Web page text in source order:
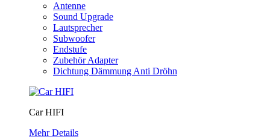
Antenne
Sound Upgrade
Lautsprecher
Subwoofer
Endstufe
Zubehör Adapter
Dichtung Dämmung Anti Dröhn
Car HIFI
Mehr Details